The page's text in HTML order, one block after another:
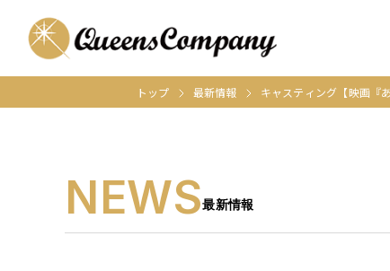
トップ 最新情報 キャスティング【映画『
NEWS最新情報